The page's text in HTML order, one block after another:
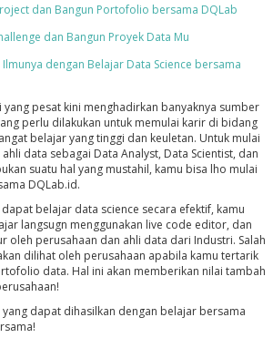
dan Bangun Portofolio bersama DQLab
dan Bangun Proyek Data Mu
dengan Belajar Data Science bersama
pesat kini menghadirkan banyaknya sumber
perlu dilakukan untuk memulai karir di bidang
belajar yang tinggi dan keuletan. Untuk mulai
data sebagai Data Analyst, Data Scientist, dan
suatu hal yang mustahil, kamu bisa lho mulai
DQLab.id.
belajar data science secara efektif, kamu
langsugn menggunakan live code editor, dan
oleh perusahaan dan ahli data dari Industri. Salah
dilihat oleh perusahaan apabila kamu tertarik
data. Hal ini akan memberikan nilai tambah
dapat dihasilkan dengan belajar bersama